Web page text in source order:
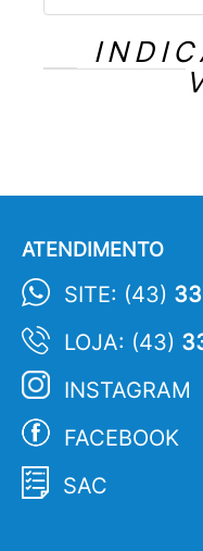
ATENDIMENTO
SITE: (43)
LOJA: (43)
INSTAGRAM
FACEBOOK
SAC